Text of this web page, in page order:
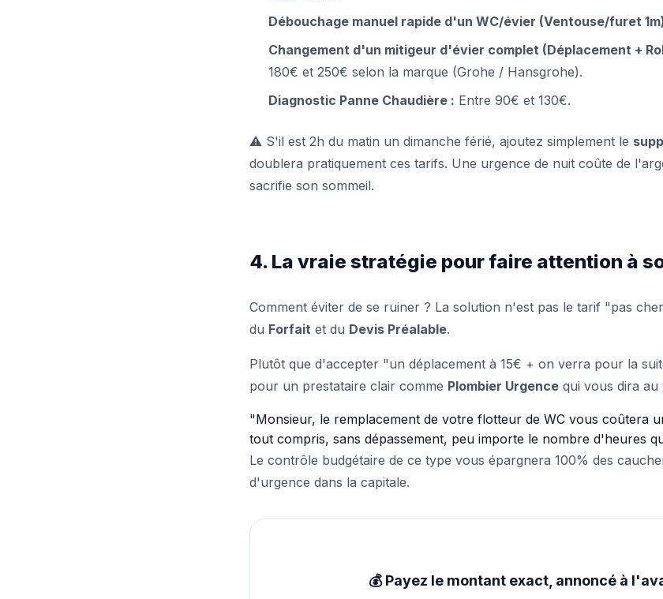
Débouchage manuel rapide d'un WC/évier (Ventouse/furet
Changement d'un mitigeur d'évier complet (Déplacement +
180€ et 250€ selon la marque (Grohe / Hansgrohe).
Diagnostic Panne Chaudière : Entre 90€ et 130€.
⚠️ S'il est 2h du matin un dimanche férié, ajoutez simplement le
doublera pratiquement ces tarifs. Une urgence de nuit coûte de
sacrifie son sommeil.
4. La vraie stratégie pour faire attention à
Comment éviter de se ruiner ? La solution n'est pas le tarif "pas
du Forfait et du Devis Préalable.
Plutôt que d'accepter "un déplacement à 15€ + on verra pour la
pour un prestataire clair comme Plombier Urgence qui vous dira au
"Monsieur, le remplacement de votre flotteur de WC vous coûtera
tout compris, sans dépassement, peu importe le nombre d'heures
Le contrôle budgétaire de ce type vous épargnera 100% des
d'urgence dans la capitale.
💰 Payez le montant exact, annoncé à